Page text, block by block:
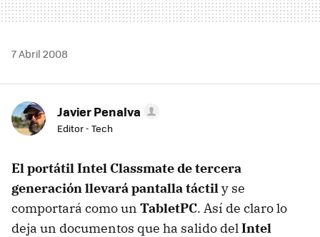
7 Abril 2008
Javier Penalva
Editor - Tech
El portátil Intel Classmate de tercera
generación llevará pantalla táctily se
comportará como un TabletPC. Así de claro lo
deja un documentos que ha salido delIntel